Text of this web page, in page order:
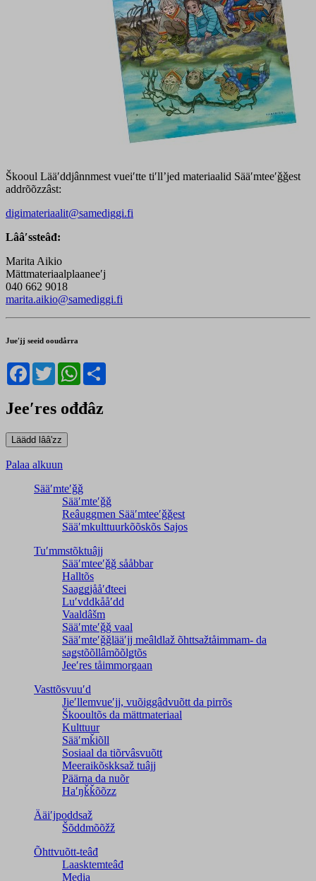
Škooul Lääʹddjânnmest vueiʹtte tiʹllʼjed materiaalid Sääʹmteeʹǧǧest
addrõõzzâst:
digimateriaalit@samediggi.fi
Lââʹssteâđ:
Marita Aikio
Mättmateriaalplaaneeʹj
040 662 9018
marita.aikio@samediggi.fi
Jueʹjj seeid ooudårra
Facebook
TwitterWhatsApp
Jeeʹres ođđâz
Palaa alkuun
Sääʹmteʹǧǧ
Sääʹmteʹǧǧ
Reâuggmen Sääʹmteeʹǧǧest
Sääʹmkulttuurkõõskõs Sajos
Tuʹmmstõktuâjj
Sääʹmteeʹǧǧ sååbbar
Halltõs
Saaǥǥjååʹđteei
Luʹvddkååʹdd
Vaaldâšm
Sääʹmteʹǧǧ vaal
Sääʹmteʹǧǧlääʹjj meâldlaž õhttsažtåimmam- da
saǥstõõllâmõõlǥtõs
Jeeʹres tåimmorgaan
Vasttõsvuuʹd
Jieʹllemvueʹjj, vuõiggâdvuõtt da pirrõs
Škooultõs da mättmateriaal
Kulttuur
Sääʹmǩiõll
Sosiaal da tiõrvâsvuõtt
Meeraikõskksaž tuâjj
Päärna da nuõr
Haʹŋǩǩõõzz
Ääiʹjpoddsaž
Šõddmõõžž
Õhttvuõtt-teâđ
Laasktemteâđ
Media